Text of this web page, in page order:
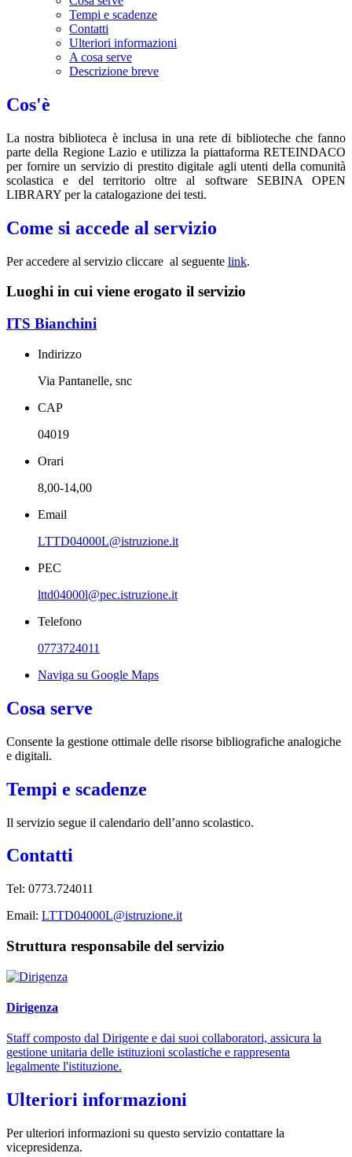
Tempi e scadenze
Contatti
Ulteriori informazioni
A cosa serve
Descrizione breve
Cos'è
La nostra biblioteca è inclusa in una rete di biblioteche che fanno
parte della Regione Lazio e utilizza la piattaforma RETEINDACO
per fornire un servizio di prestito digitale agli utenti della comunità
scolastica e del territorio oltre al software SEBINA OPEN
LIBRARY per la catalogazione dei testi.
Come si accede al servizio
Per accedere al servizio cliccare al seguente link.
Luoghi in cui viene erogato il servizio
ITS Bianchini
Indirizzo
Via Pantanelle, snc
CAP
04019
Orari
8,00-14,00
Email
LTTD04000L@istruzione.it
PEC
lttd04000l@pec.istruzione.it
Telefono
0773724011
Naviga su Google Maps
Cosa serve
Consente la gestione ottimale delle risorse bibliografiche analogiche
e digitali.
Tempi e scadenze
Il servizio segue il calendario dell’anno scolastico.
Contatti
Tel: 0773.724011
Email: LTTD04000L@istruzione.it
Struttura responsabile del servizio
Dirigenza
Staff composto dal Dirigente e dai suoi collaboratori, assicura la
gestione unitaria delle istituzioni scolastiche e rappresenta
legalmente l'istituzione.
Ulteriori informazioni
Per ulteriori informazioni su questo servizio contattare la
vicepresidenza.